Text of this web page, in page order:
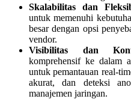
Skalabilitas dan
untuk memenuhi
besar dengan opsi
vendor.
Visibilitas dan
komprehensif ke dalam
untuk pemantauan real-
akurat, dan deteksi
manajemen jaringan.